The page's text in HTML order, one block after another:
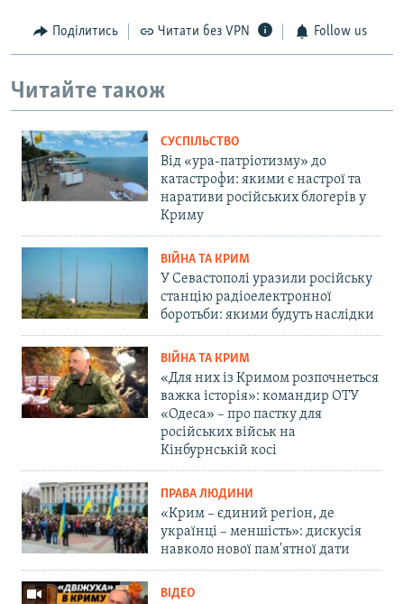
Поділитись Читати без VPN Follow us
Читайте також
СУСПІЛЬСТВО
Від «ура-патріотизму» до
катастрофи: якими є настрої та
наративи російських блогерів у
Криму
ВІЙНА ТА КРИМ
У Севастополі уразили російську
станцію радіоелектронної
боротьби: якими будуть наслідки
ВІЙНА ТА КРИМ
«Для них із Кримом розпочнеться
важка історія»: командир ОТУ
«Одеса» – про пастку для
російських військ на
Кінбурнській косі
ПРАВА ЛЮДИНИ
«Крим – єдиний регіон, де
українці – меншість»: дискусія
навколо нової пам'ятної дати
ВІДЕО